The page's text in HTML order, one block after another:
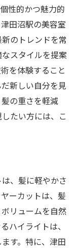
性的かつ魅力的
田沼駅の美容室
のトレンドを常
スタイルを提案
を体験すること
新しい自分を見
の重さを軽減
たい方には、こ
、髪に軽やかさ
ーカットは、髪
リュームを自然
ハイライトは、
す。特に、津田